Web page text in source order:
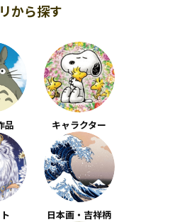
から探す
品 キャラクター
日本画・吉祥柄